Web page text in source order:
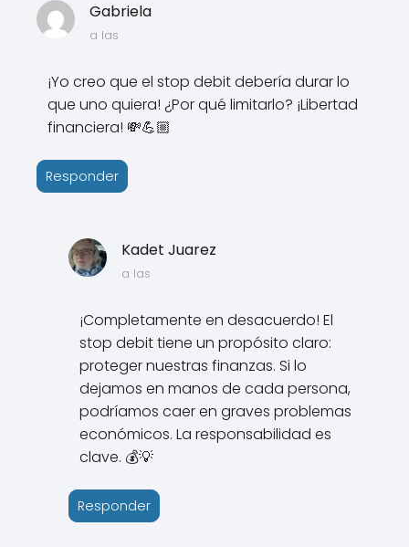
Gabriela
a las
¡Yo creo que el stop debit debería durar lo
que uno quiera! ¿Por qué limitarlo? ¡Libertad
financiera! 💸💪🏼
Responder
Kadet Juarez
a las
¡Completamente en desacuerdo! El
stop debit tiene un propósito claro:
proteger nuestras finanzas. Si lo
dejamos en manos de cada persona,
podríamos caer en graves problemas
económicos. La responsabilidad es
clave. 💰💡
Responder